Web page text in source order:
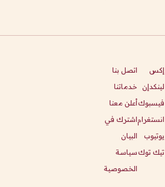
إكس
لينكدإن
فيسبوك
انستغرام
يوتيوب
تيك توك
اتصل بنا
خدماتنا
أعلن معنا
اشترك في
البيان
سياسة
الخصوصية